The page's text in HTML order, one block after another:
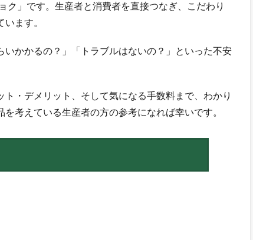
」です。生産者と消費者を直接つなぎ、こだわり
ます。
かかるの？」「トラブルはないの？」といった不安
・デメリット、そして気になる手数料まで、わかり
考えている生産者の方の参考になれば幸いです。